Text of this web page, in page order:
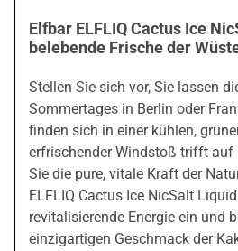
Elfbar ELFLIQ Cactus Ice
belebende Frische der
Stellen Sie sich vor, Sie lassen
Sommertages in Berlin oder
finden sich in einer kühlen,
erfrischender Windstoß trifft auf
Sie die pure, vitale Kraft der
ELFLIQ Cactus Ice NicSalt
revitalisierende Energie ein und
einzigartigen Geschmack der